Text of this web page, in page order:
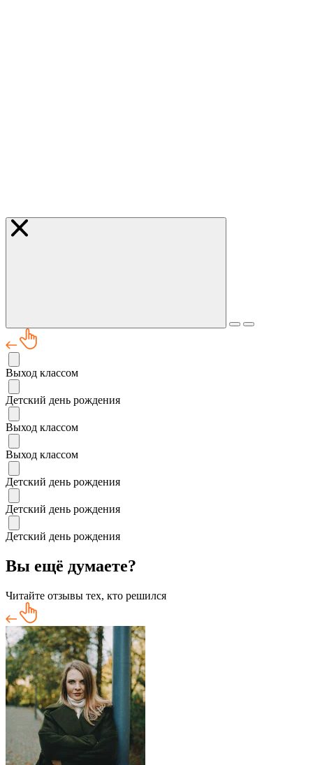
Выход классом
Детский день рождения
Выход классом
Выход классом
Детский день рождения
Детский день рождения
Детский день рождения
Вы ещё думаете?
Читайте отзывы тех, кто решился